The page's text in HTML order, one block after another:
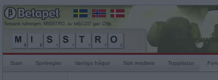
Senaste rullningen, MISSTRO, av billy1337 gav 159p
Start Spelregler Vanliga frågor Sök medlem Topplistor